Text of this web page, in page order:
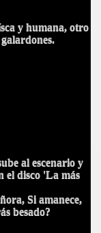
y humana, otro
al escenario y
el disco 'La más
Si amanece,
besado?